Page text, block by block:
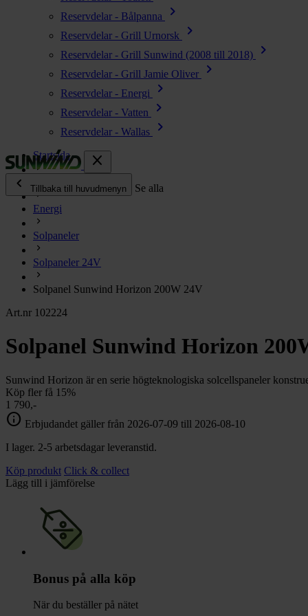
Reservdelar - Bålpanna chevron_right
Reservdelar - Grill Urnorsk chevron_right
Reservdelar - Grill Sunwind (2008 till 2018) chevron_right
Reservdelar - Grill Jamie Oliver chevron_right
Reservdelar - Energi chevron_right
Reservdelar - Vatten chevron_right
Reservdelar - Wallas
chevron_right
close
chevron_left
Tillbaka till huvudmenyn Se alla
Energi
Kök & Gasol
Värme chevron_right
Vatten chevron_right
Toalett
Grill & Fritid
Lacanche
Startsida
Energi
Solpaneler
Solpaneler 24V
Solpanel Sunwind Horizon 200W 24V
Art.nr 102224
Solpanel Sunwind Horizon
Sunwind Horizon är en serie högteknologiska solcellspaneler
Köp fler få 15%
1 790,-
info Erbjudandet gäller från 2026-07-09 till 2026-08-10
I lager. 2-5 arbetsdagar leveranstid.
Köp produkt Click & collect
Lägg till i jämförelse
Bonus på alla köp
När du beställer på nätet